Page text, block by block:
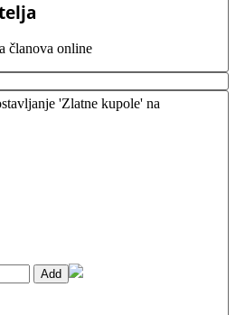
članova online
'Zlatne kupole' na